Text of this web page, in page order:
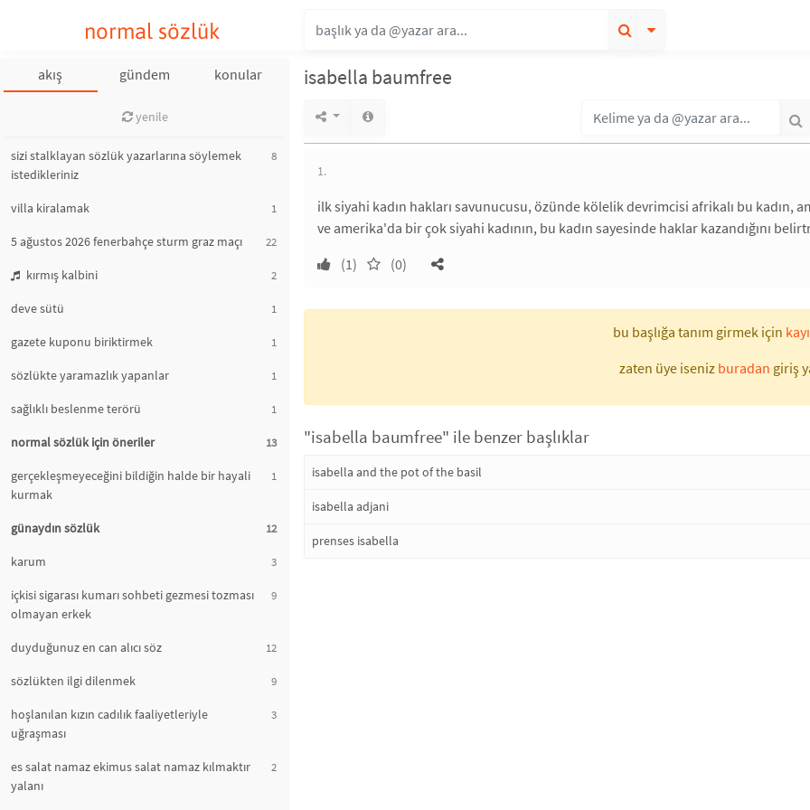
normal sözlük
akış gündem konular
yenile
sizi stalklayan sözlük yazarlarına söylemek
istedikleriniz
8
villa kiralamak 1
5 ağustos 2026 fenerbahçe sturm graz maçı 22
kırmış kalbini 2
deve sütü 1
gazete kuponu biriktirmek 1
sözlükte yaramazlık yapanlar 1
sağlıklı beslenme terörü 1
normal sözlük için öneriler 13
gerçekleşmeyeceğini bildiğin halde bir hayali
kurmak
1
günaydın sözlük 12
karum 3
içkisi sigarası kumarı sohbeti gezmesi tozması
olmayan erkek
9
duyduğunuz en can alıcı söz 12
sözlükten ilgi dilenmek 9
hoşlanılan kızın cadılık faaliyetleriyle
uğraşması
3
es salat namaz ekimus salat namaz kılmaktır
yalanı
2
isabella baumfree
1.
ilk siyahi kadın hakları savunucusu, özünde kölelik devrimcisi afrikalı bu kadın,
ve amerika'da bir çok siyahi kadının, bu kadın sayesinde haklar kazandığını
(1)
(0)
bu başlığa tanım girmek için
zaten üye iseniz buradan giriş
"isabella baumfree" ile benzer başlıklar
isabella and the pot of the basil
isabella adjani
prenses isabella